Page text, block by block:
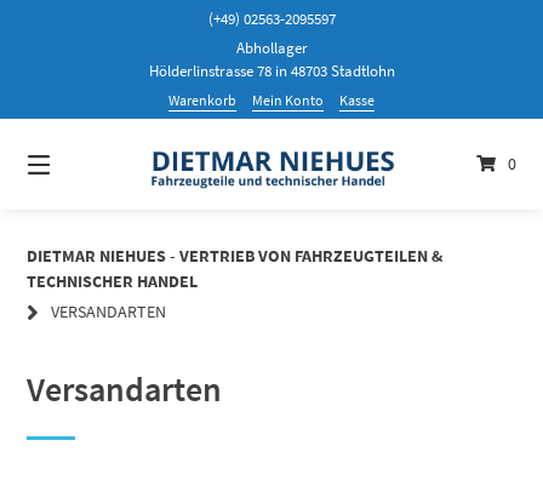
(+49) 02563-2095597
Abhollager
Hölderlinstrasse 78 in 48703 Stadtlohn
Warenkorb Mein Konto Kasse
0
DIETMAR NIEHUES - VERTRIEB VON FAHRZEUGTEILEN &
TECHNISCHER HANDEL
VERSANDARTEN
Versandarten